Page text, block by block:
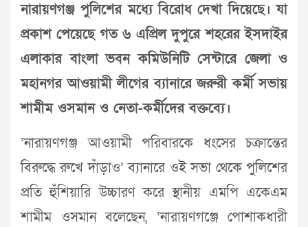
নারায়ণগঞ্জ পুলিশের মধ্যে বিরোধ দেখা দিয়েছে। যা
প্রকাশ পেয়েছে গত ৬ এপ্রিল দুপুরে শহরের ইসদাইর
এলাকার বাংলা ভবন কমিউনিটি সেন্টারে জেলা ও
মহানগর আওয়ামী লীগের ব্যানারে জরুরী কর্মী সভায়
শামীম ওসমান ও নেতা-কর্মীদের বক্তব্যে।
‘নারায়ণগঞ্জ আওয়ামী পরিবারকে ধংসের চক্রান্তের
বিরুদ্ধে রুখে দাঁড়াও’ ব্যানারে ওই সভা থেকে পুলিশের
প্রতি হুঁশিয়ারি উচ্চারণ করে স্থানীয় এমপি একেএম
শামীম ওসমান বলেছেন, ‘নারায়ণগঞ্জে পোশাকধারী